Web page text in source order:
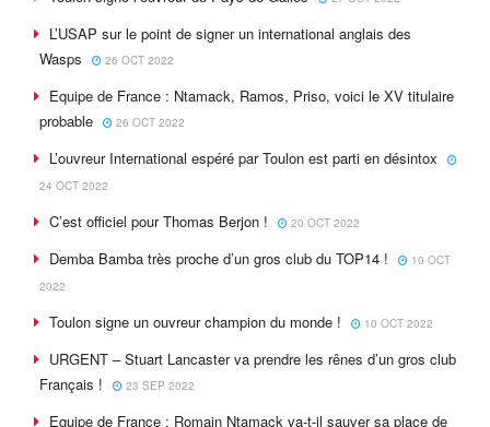
L’USAP sur le point de signer un international anglais des
Wasps
26 OCT 2022
Equipe de France : Ntamack, Ramos, Priso, voici le XV titulaire
probable
26 OCT 2022
L’ouvreur International espéré par Toulon est parti en désintox
24 OCT 2022
C’est officiel pour Thomas Berjon ! 20 OCT 2022
Demba Bamba très proche d’un gros club du TOP14 !
10 OCT
2022
Toulon signe un ouvreur champion du monde ! 10 OCT 2022
URGENT – Stuart Lancaster va prendre les rênes d’un gros club
Français !
23 SEP 2022
Equipe de France : Romain Ntamack va-t-il sauver sa place de